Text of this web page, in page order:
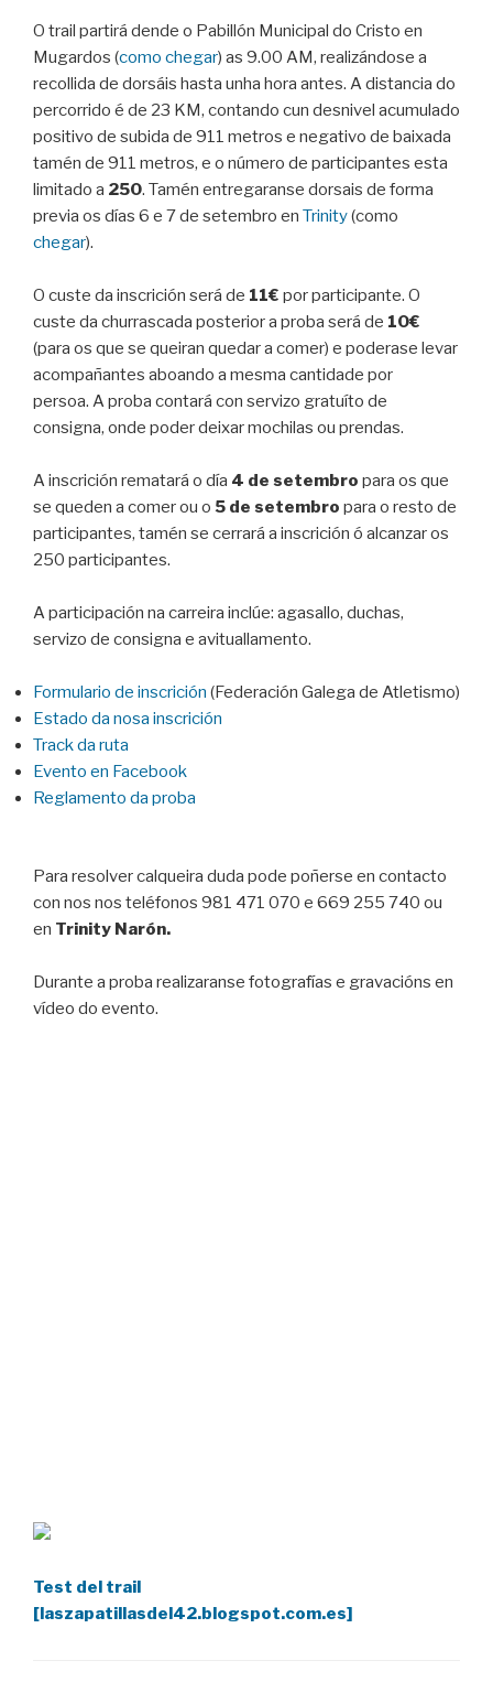
O trail partirá dende o Pabillón Municipal do Cristo en
Mugardos (como chegar) as 9.00 AM, realizándose a
recollida de dorsáis hasta unha hora antes. A distancia do
percorrido é de 23 KM, contando cun desnivel acumulado
positivo de subida de 911 metros e negativo de baixada
tamén de 911 metros, e o número de participantes esta
limitado a 250. Tamén entregaranse dorsais de forma
previa os días 6 e 7 de setembro en Trinity(como
chegar).
O custe da inscrición será de 11€ por participante. O
custe da churrascada posterior a proba será de 10€
(para os que se queiran quedar a comer) e poderase levar
acompañantes aboando a mesma cantidade por
persoa. A proba contará con servizo gratuíto de
consigna, onde poder deixar mochilas ou prendas.
A inscrición rematará o día 4 de setembro para os que
se queden a comer ou o 5 de setembro para o resto de
participantes, tamén se cerrará a inscrición ó alcanzar os
250 participantes.
A participación na carreira inclúe: agasallo, duchas,
servizo de consigna e avituallamento.
Formulario de inscrición (Federación Galega de Atletismo)
Estado da nosa inscrición
Track da ruta
Evento en Facebook
Reglamento da proba
Para resolver calqueira duda pode poñerse en contacto
con nos nos teléfonos 981 471 070 e 669 255 740 ou
en Trinity Narón.
Durante a proba realizaranse fotografías e gravacións en
vídeo do evento.
Test del trail
[laszapatillasdel42.blogspot.com.es]